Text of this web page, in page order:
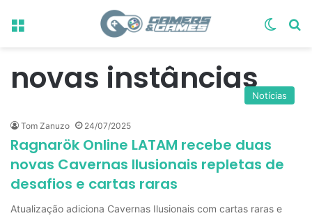
Menu
novas instânciasNotícias
Tom Zanuzo 24/07/2025
Ragnarök Online LATAM recebe duas
novas Cavernas Ilusionais repletas de
desafios e cartas raras
Atualização adiciona Cavernas Ilusionais com cartas raras e